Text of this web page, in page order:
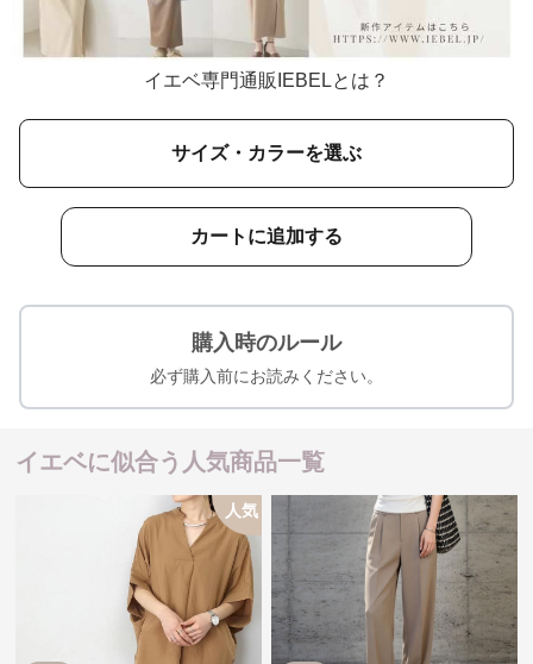
イエベ専門通販IEBELとは？
サイズ・カラーを選ぶ
カートに追加する
購入時のルール
必ず購入前にお読みください。
イエベに似合う人気商品一覧
人気